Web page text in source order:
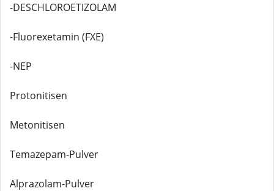
-DESCHLOROETIZOLAM
-Fluorexetamin (FXE)
-NEP
Protonitisen
Metonitisen
Temazepam-Pulver
Alprazolam-Pulver